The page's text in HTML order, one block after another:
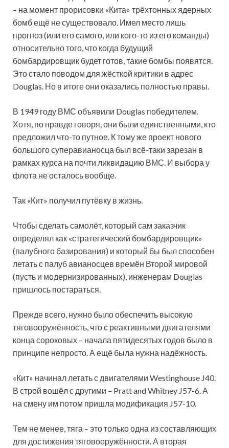
– на момент прорисовки «Кита» трёхтонных ядерных
бомб ещё не существовало. Имел место лишь
прогноз (или его самого, или кого-то из его команды)
относительно того, что когда будущий
бомбардировщик будет готов, такие бомбы появятся.
Это стало поводом для жёсткой критики в адрес
Douglas. Но в итоге они оказались полностью правы.
В 1949 году ВМС объявили Douglas победителем.
Хотя, по правде говоря, они были единственными, кто
предложил что-то путное. К тому же проект нового
большого суперавианосца был всё-таки зарезан в
рамках курса на почти ликвидацию ВМС. И выбора у
флота не осталось вообще.
Так «Кит» получил путёвку в жизнь.
Чтобы сделать самолёт, который сам заказчик
определял как «стратегический бомбардировщик»
(палубного базирования) и который бы был способен
летать с палуб авианосцев времён Второй мировой
(пусть и модернизированных), инженерам Douglas
пришлось постараться.
Прежде всего, нужно было обеспечить высокую
тяговооружённость, что с реактивными двигателями
конца сороковых – начала пятидесятых годов было в
принципе непросто. А ещё была нужна надёжность.
«Кит» начинал летать с двигателями Westinghouse J40.
В строй вошёл с другими – Pratt and Whitney J57-6. А
на смену им потом пришла модификация J57-10.
Тем не менее, тяга – это только одна из составляющих
для достижения тяговооружённости. А вторая